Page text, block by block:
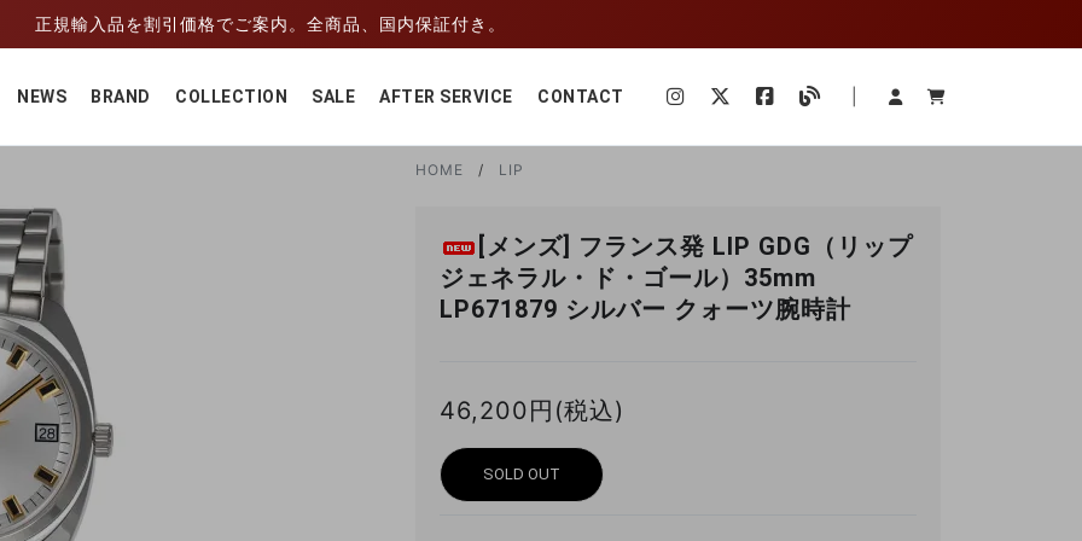
正規輸入品を割引価格でご案内。全商品、国内保証付き。
NEWS BRAND COLLECTION SALE AFTER SERVICE CONTACT
HOME LIP
[メンズ] フランス発 LIP GDG（リップ
ジェネラル・ド・ゴール）35mm
LP671879 シルバー クォーツ腕時計
46,200円(税込)
SOLD OUT